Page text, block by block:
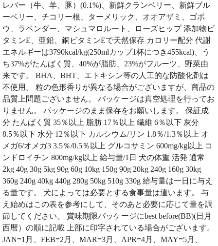
レバー（牛、羊、豚）(0.1%)、新鮮クランベリー、新鮮ブル
ーベリー、チコリー根、ターメリック、オオアザミ、ゴボ
ウ、ラベンダー、マシュマロルート、ローズヒップ 添加物ビ
タミンE、亜鉛、銅ビタミンEで天然保存 カロリー配分 代謝
エネルギーは3790kcal/kg(250mlカップ1杯につき455kcal)、う
ち37%がたんぱく質、40%が脂肪、23%がフルーツ、野菜由
来です。 BHA、BHT、エトキシン等の人工的な防酸化剤は
不使用。 粒の色形香りが異なる場合がございますが、商品の
品質上問題ございません。 パッケージは真空処理を行ってお
りません。 パッケージのまま保存をお願いします。 保証成
分 たんぱく質 35％以上 脂肪 17％以上 繊維 6％以下 灰分
8.5％以下 水分 12％以下 カルシウム/リン 1.8％/1.3％以上 オ
メガ6/オメガ3 3.5％/0.5％以上 グルコサミン 600mg/kg以上 コ
ンドロイチン 800mg/kg以上 給与量/1日 犬の体重 活発 通常
2kg 40g 30g 5kg 90g 60g 10kg 150g 90g 20kg 240g 160g 30kg
360g 240g 40kg 440g 280g 50kg 510g 330g 給与量は一日に与え
る量です。 犬によっては必要とする食事量は違います。 与
え始めはこの表を参考にして、そのあと必要に応じて量を調
節してください。 賞味期限パッケージにbest before(BB)(日月
西暦）の順に記載 上部に印字されている場合がございます。
JAN=1月、FEB=2月、MAR=3月、APR=4月、MAY=5月、